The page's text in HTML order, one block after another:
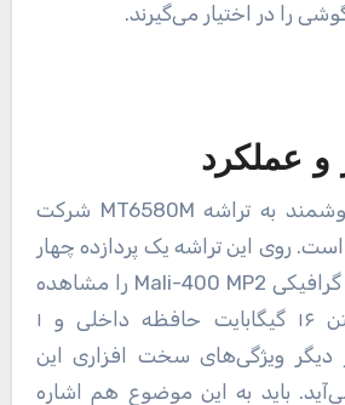
را در اختیار می‌گیرند.
عملکرد
روی این تراشه یک پردازده چهار
هسته‌ای و پردازنده گرافیکی Mali-400 MP2 را مشاهده
خواهید کرد. داشتن ۱۶ گیگابایت حافظه داخلی و ۱
دیگر ویژگی‌های سخت افزاری این
باید به این موضوع هم اشاره